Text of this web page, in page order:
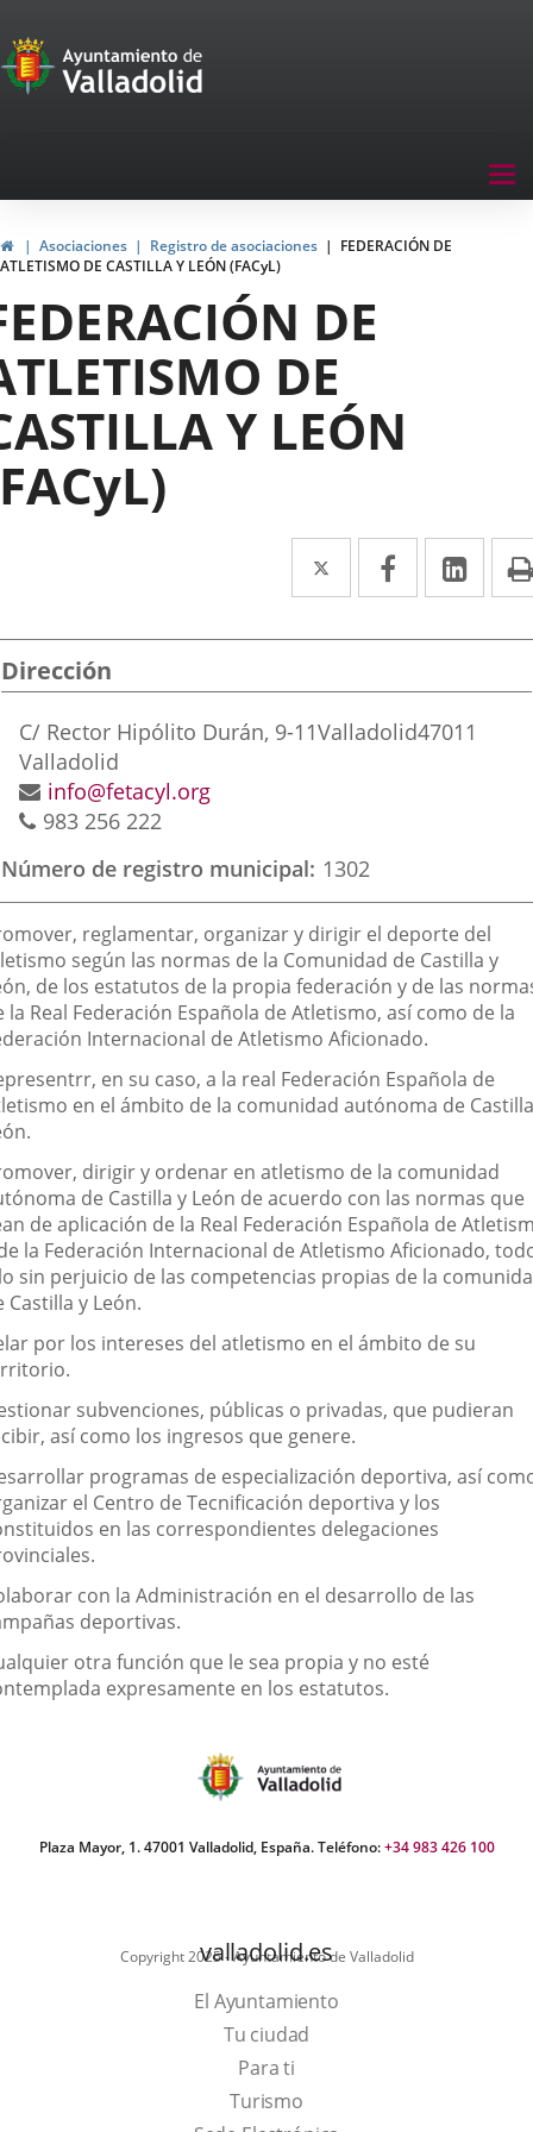
Portal
de
navegación
HomeAsociaciones Registro de asociaciones
FEDERACIÓN DE
ATLETISMO DE CASTILLA Y LEÓN (FACyL)
DE
DE
Y LEÓN
Twitter
Enlace
a
una
externa.
Facebook
Enlace
a
una
externa.
a
una
Dirección
Postal
address
C/ Rector Hipólito Durán, 9-11Valladolid47011
Valladolid
Email
info@fetacyl.org
Phones
983 256 222
Número de registro municipal 1302
reglamentar, organizar y dirigir el deporte del
según las normas de la Comunidad de Castilla y
de los estatutos de la propia federación y de las
la Real Federación Española de Atletismo, así como de la
Internacional de Atletismo Aficionado.
en su caso, a la real Federación Española de
en el ámbito de la comunidad autónoma de
dirigir y ordenar en atletismo de la comunidad
de Castilla y León de acuerdo con las normas que
de aplicación de la Real Federación Española de
la Federación Internacional de Atletismo Aficionado,
sin perjuicio de las competencias propias de la
Castilla y León.
por los intereses del atletismo en el ámbito de su
subvenciones, públicas o privadas, que pudieran
así como los ingresos que genere.
programas de especialización deportiva, así
el Centro de Tecnificación deportiva y los
en las correspondientes delegaciones
con la Administración en el desarrollo de las
deportivas.
otra función que le sea propia y no esté
expresamente en los estatutos.
Plaza Mayor, 1. 47001 Valladolid, España. Teléfono:+34 983 426 100
Copyright 2025 - Ayuntamiento de Valladolid
valladolid.es
El Ayuntamiento
Tu ciudad
Para ti
TurismoThis